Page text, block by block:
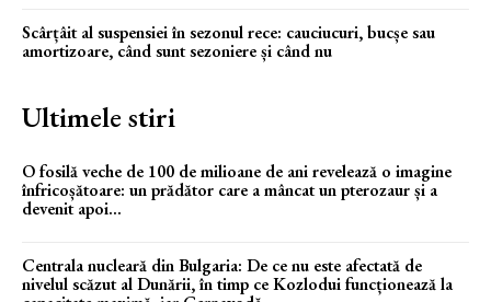
Scârțâit al suspensiei în sezonul rece: cauciucuri, bucșe sau
amortizoare, când sunt sezoniere și când nu
Ultimele stiri
O fosilă veche de 100 de milioane de ani revelează o imagine
înfricoșătoare: un prădător care a mâncat un pterozaur și a
devenit apoi...
Centrala nucleară din Bulgaria: De ce nu este afectată de
nivelul scăzut al Dunării, în timp ce Kozlodui funcționează la